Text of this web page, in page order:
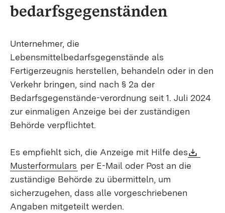
bedarfsgegenständen
Unternehmer, die
Lebensmittelbedarfsgegenstände als
Fertigerzeugnis herstellen, behandeln oder in den
Verkehr bringen, sind nach § 2a der
Bedarfsgegenstände-verordnung seit 1. Juli 2024
zur einmaligen Anzeige bei der zuständigen
Behörde verpflichtet.
Es empfiehlt sich, die Anzeige mit Hilfe des
Musterformulars (Öffnet in neuem Fenster)
per E-Mail oder Post an die
zuständige Behörde zu übermitteln, um
sicherzugehen, dass alle vorgeschriebenen
Angaben mitgeteilt werden.